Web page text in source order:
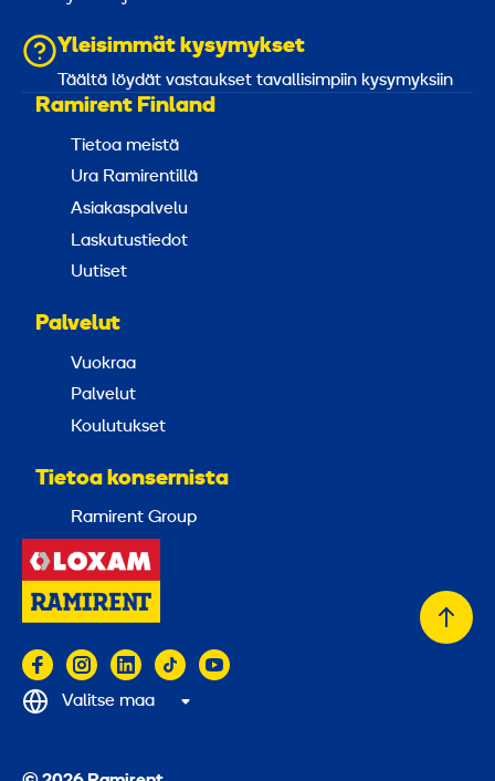
Yleisimmät kysymykset
Täältä löydät vastaukset tavallisimpiin kysymyksiin
Ramirent Finland
Tietoa meistä
Ura Ramirentillä
Asiakaspalvelu
Laskutustiedot
Uutiset
Palvelut
Vuokraa
Palvelut
Koulutukset
Tietoa konsernista
Ramirent Group
Valitse maa